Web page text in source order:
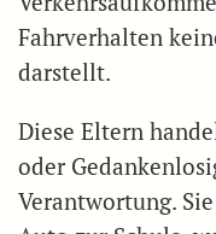
Fahrverhalten
darstellt.
Diese Eltern
oder
Verantwortung.